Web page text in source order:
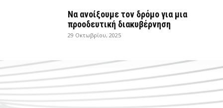
Να ανοίξουμε τον δρόμο για μια
προοδευτική διακυβέρνηση
29 Οκτωβρίου, 2025